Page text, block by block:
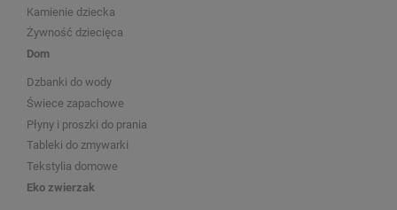
Kamienie dziecka
Żywność dziecięca
Dom
Dzbanki do wody
Świece zapachowe
Płyny i proszki do prania
Tableki do zmywarki
Tekstylia domowe
Eko zwierzak